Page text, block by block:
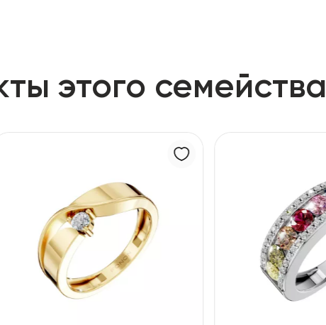
этого семейства